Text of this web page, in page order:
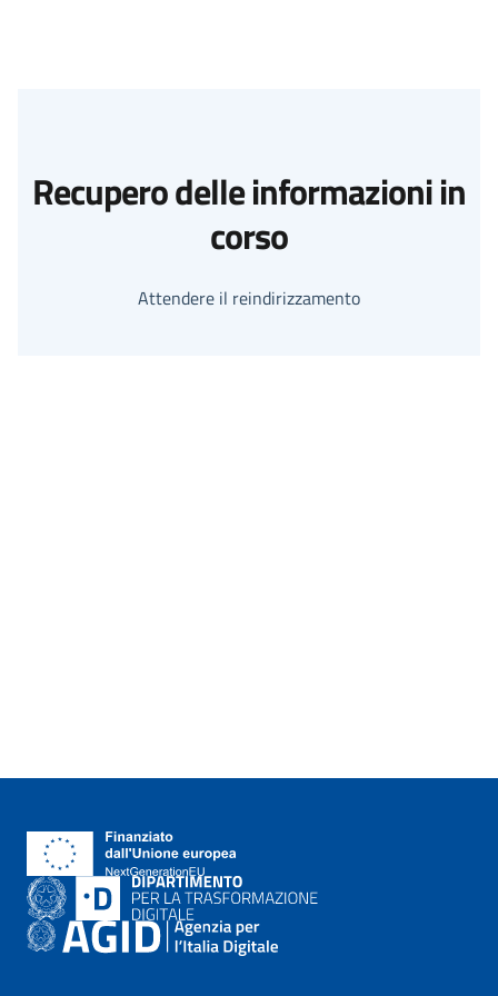
Recupero delle informazioni in
corso
Attendere il reindirizzamento